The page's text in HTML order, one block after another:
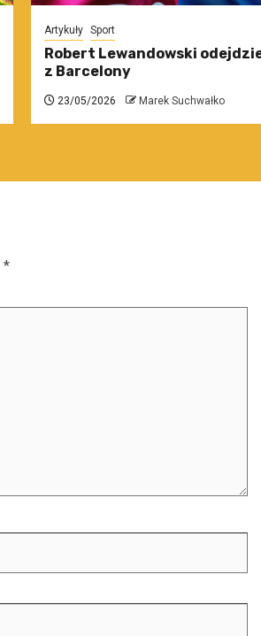
Artykuły Sport
Robert Lewandowski
z Barcelony
23/05/2026 Marek Suchwałko
*